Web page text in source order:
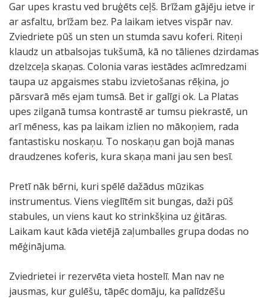
Gar upes krastu ved bruģēts ceļš. Brīžam gājēju ietve ir
ar asfaltu, brīžam bez. Pa laikam ietves vispār nav.
Zviedriete pūš un sten un stumda savu koferi. Riteņi
klaudz un atbalsojas tukšumā, kā no tālienes dzirdamas
dzelzceļa skaņas. Colonia varas iestādes acīmredzami
taupa uz apgaismes stabu izvietošanas rēķina, jo
pārsvarā mēs ejam tumsā. Bet ir galīgi ok. La Platas
upes zilganā tumsa kontrastē ar tumsu piekrastē, un
arī mēness, kas pa laikam izlien no mākoņiem, rada
fantastisku noskaņu. To noskaņu gan bojā manas
draudzenes koferis, kura skaņa mani jau sen besī.
Pretī nāk bērni, kuri spēlē dažādus mūzikas
instrumentus. Viens vieglītēm sit bungas, daži pūš
stabules, un viens kaut ko strinkšķina uz ģitāras.
Laikam kaut kāda vietējā zaļumballes grupa dodas no
mēģinājuma.
Zviedrietei ir rezervēta vieta hostelī. Man nav ne
jausmas, kur gulēšu, tāpēc domāju, ka palīdzēšu